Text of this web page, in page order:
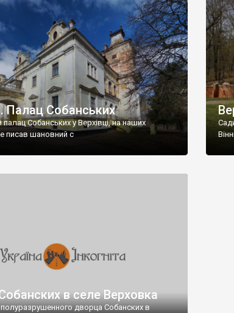
Палац Собанських
Собанських у Верхівці, на наших
писав шановний с
в селе Верховка
дворца Собанских в